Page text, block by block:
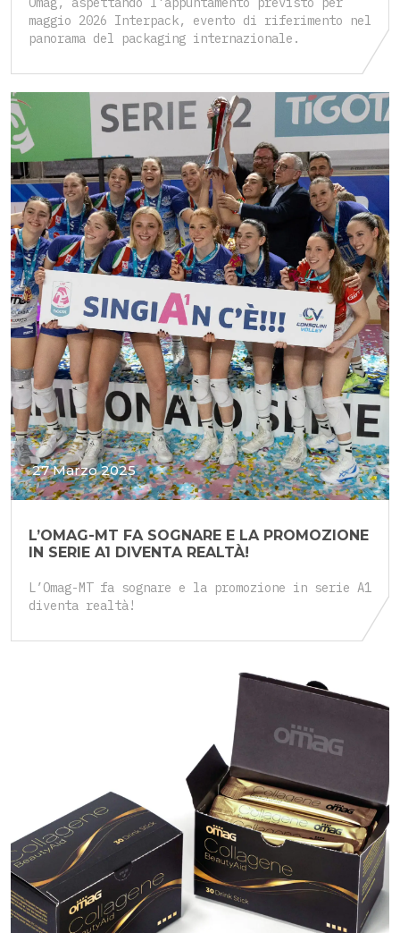
maggio 2026 Interpack, evento di riferimento nel
panorama del packaging internazionale.
27 Marzo 2025
L’OMAG-MT FA SOGNARE E LA PROMOZIONE
IN SERIE A1 DIVENTA REALTÀ!
L’Omag-MT fa sognare e la promozione in serie A1
diventa realtà!